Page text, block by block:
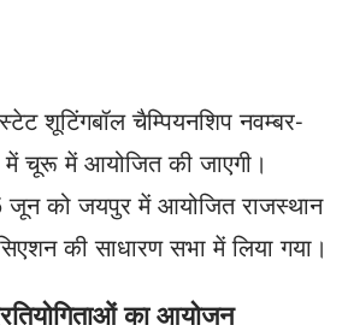
शूटिंगबॉल चैम्पियनशिप नवम्बर-
में चूरू में आयोजित की जाएगी।
जून को जयपुर में आयोजित राजस्थान
की साधारण सभा में लिया गया।
का आयोजन